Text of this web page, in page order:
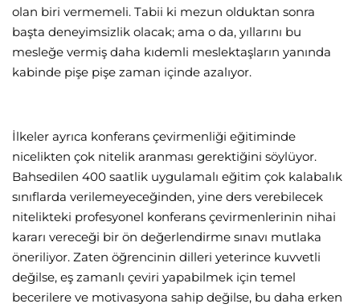
olan biri vermemeli. Tabii ki mezun olduktan sonra
başta deneyimsizlik olacak; ama o da, yıllarını bu
mesleğe vermiş daha kıdemli meslektaşların yanında
kabinde pişe pişe zaman içinde azalıyor.
İlkeler ayrıca konferans çevirmenliği eğitiminde
nicelikten çok nitelik aranması gerektiğini söylüyor.
Bahsedilen 400 saatlik uygulamalı eğitim çok kalabalık
sınıflarda verilemeyeceğinden, yine ders verebilecek
nitelikteki profesyonel konferans çevirmenlerinin nihai
kararı vereceği bir ön değerlendirme sınavı mutlaka
öneriliyor. Zaten öğrencinin dilleri yeterince kuvvetli
değilse, eş zamanlı çeviri yapabilmek için temel
becerilere ve motivasyona sahip değilse, bu daha erken